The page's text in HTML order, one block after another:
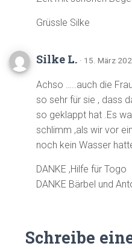
Grüssle Silke
Silke L. · 15. März
Achso …..auch die
so sehr für sie , dass
so geklappt hat .Es
schlimm ,als wir vor
noch kein Wasser
DANKE ,Hilfe für Togo
DANKE Bärbel und
Schreibe